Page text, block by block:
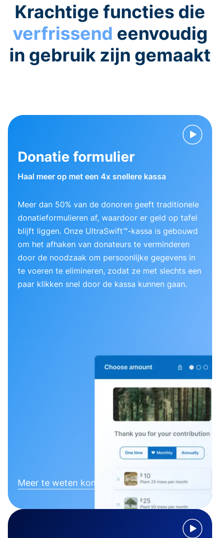
Krachtige functies die
verfrissend eenvoudig
in gebruik zijn gemaakt
Donatie formulier
Haal meer op met een 4x snellere kassa
Meer dan 50% van de donoren geeft traditionele
donatieformulieren af, waardoor er geld op tafel
blijft liggen. Onze UltraSwift™-kassa is gebouwd
om het afhaken van donateurs te verminderen
door de noodzaak om persoonlijke gegevens in
te voeren te elimineren, zodat ze met slechts een
paar klikken snel door de kassa kunnen gaan.
Meer te weten komen